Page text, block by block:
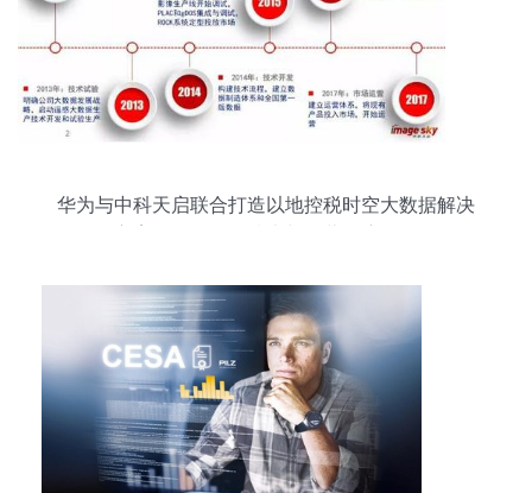
华为与中科天启联合打造以地控税时空大数据解决